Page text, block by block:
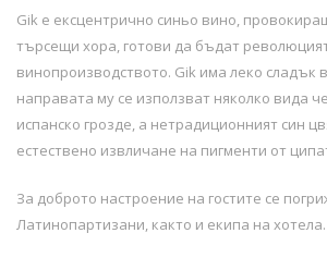
Gik е ексцентрично синьо вино,
търсещи хора, готови да бъдат
винопроизводството. Gik има леко сладък
направата му се използват няколко вида
испанско грозде, а нетрадиционният син
естествено извличане на пигменти от
За доброто настроение на гостите се
Латинопартизани, както и екипа на хотела.